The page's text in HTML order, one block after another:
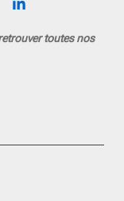
L
n
toutes nos